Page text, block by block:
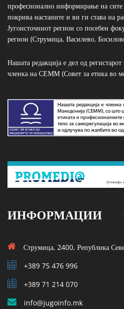
професионално информирање на сите
покрива настаните и ви ги става на
Југоисточниот регион со посебен
регион (Струмица, Василево,
Нашата редакција е дел од
членка на СЕММ (Совет за етика во
ИНФОРМАЦИИ
Струмица, 2400, Република
+389 75 476 996
+389 71 214 070
info@jugoinfo.mk